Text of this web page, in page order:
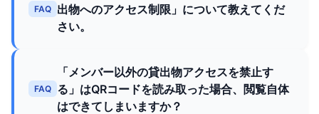
FAQ 出物へのアクセス制限」について教えてくだ
さい。
FAQ
「メンバー以外の貸出物アクセスを禁止す
る」はQRコードを読み取った場合、閲覧自体
はできてしまいますか？